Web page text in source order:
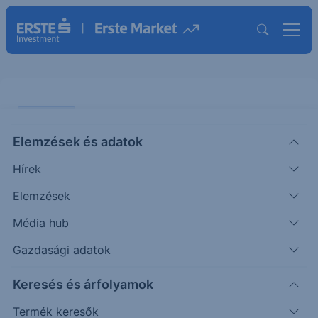
Elemzések és adatok
Hírek
Elemzések
Média hub
Gazdasági adatok
Keresés és árfolyamok
Termék keresők
szóló bejelentés csak ideiglenes rally-t hozott a
forintpiacon. Tegnap összességében ismét